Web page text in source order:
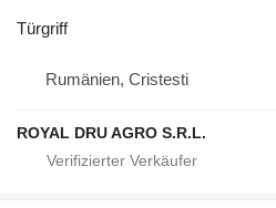
Türgriff
Rumänien, Cristesti
ROYAL DRU AGRO S.R.L.